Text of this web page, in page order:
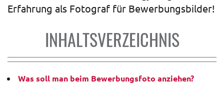
Erfahrung als Fotograf für Bewerbungsbilder!
INHALTSVERZEICHNIS
Was soll man beim Bewerbungsfoto anziehen?